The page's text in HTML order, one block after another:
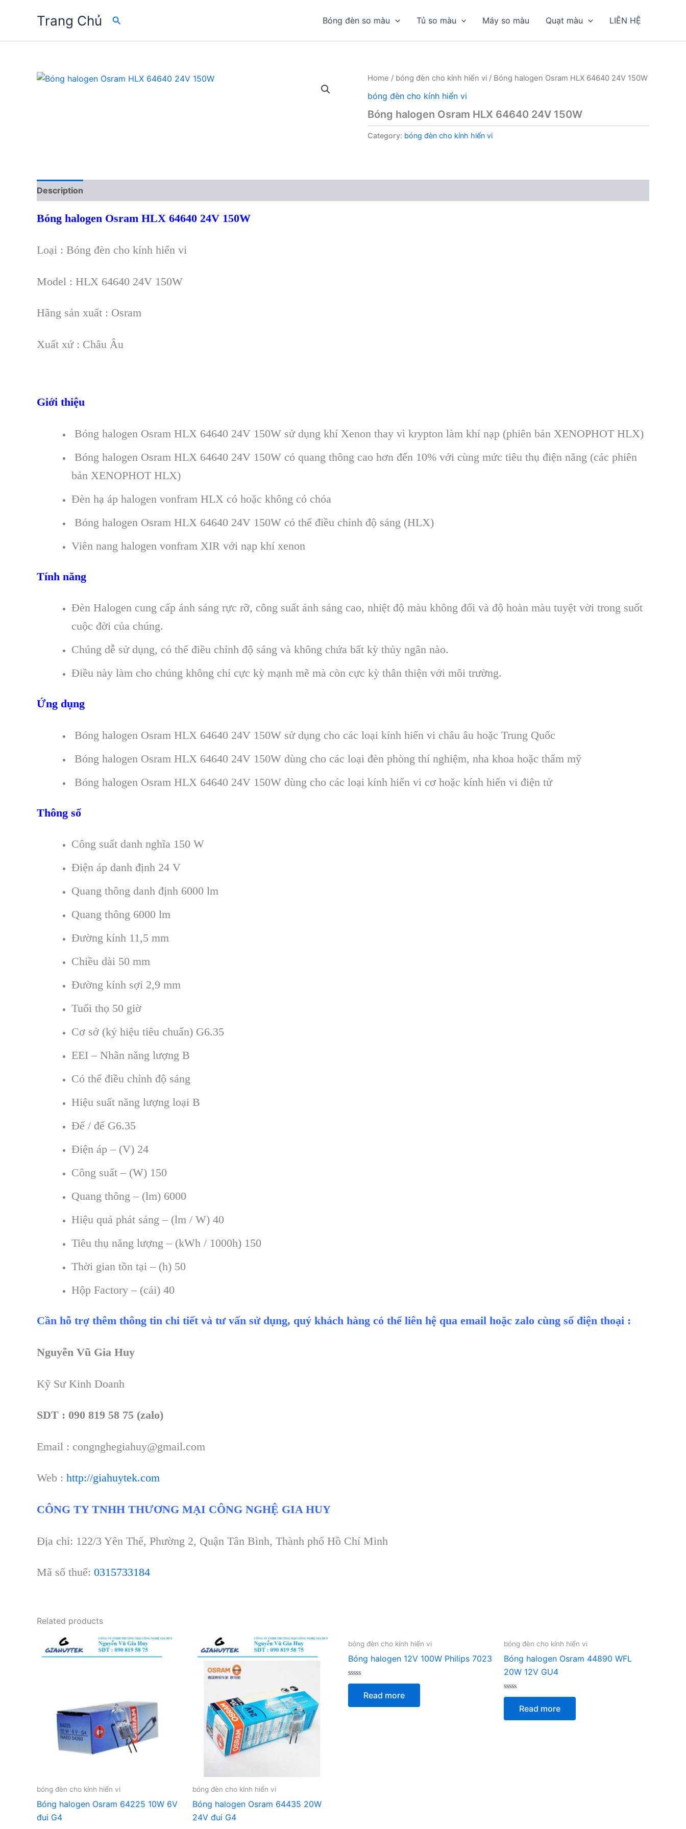
Trang Chủ Search Bóng đèn so màu Tủ so màu Máy so màu Quạt màu LIÊN HỆ
Home / bóng đèn cho kính hiển vi / Bóng halogen Osram HLX 64640 24V 150W
bóng đèn cho kính hiển vi
Bóng halogen Osram HLX 64640 24V 150W
Category: bóng đèn cho kính hiển vi
Description
Bóng halogen Osram HLX 64640 24V 150W
Loại : Bóng đèn cho kính hiển vi
Model : HLX 64640 24V 150W
Hãng sản xuất : Osram
Xuất xứ : Châu Âu
Giới thiệu
Bóng halogen Osram HLX 64640 24V 150W sử dụng khí Xenon thay vì krypton làm khí nạp (phiên bản XENOPHOT HLX)
Bóng halogen Osram HLX 64640 24V 150W có quang thông cao hơn đến 10% với cùng mức tiêu thụ điện năng (các phiên
bản XENOPHOT HLX)
Đèn hạ áp halogen vonfram HLX có hoặc không có chóa
Bóng halogen Osram HLX 64640 24V 150W có thể điều chỉnh độ sáng (HLX)
Viên nang halogen vonfram XIR với nạp khí xenon
Tính năng
Đèn Halogen cung cấp ánh sáng rực rỡ, công suất ánh sáng cao, nhiệt độ màu không đổi và độ hoàn màu tuyệt vời trong suốt
cuộc đời của chúng.
Chúng dễ sử dụng, có thể điều chỉnh độ sáng và không chứa bất kỳ thủy ngân nào.
Điều này làm cho chúng không chỉ cực kỳ mạnh mẽ mà còn cực kỳ thân thiện với môi trường.
Ứng dụng
Bóng halogen Osram HLX 64640 24V 150W sử dụng cho các loại kính hiển vi châu âu hoặc Trung Quốc
Bóng halogen Osram HLX 64640 24V 150W dùng cho các loại đèn phòng thí nghiệm, nha khoa hoặc thẩm mỹ
Bóng halogen Osram HLX 64640 24V 150W dùng cho các loại kính hiển vi cơ hoặc kính hiển vi điện tử
Thông số
Công suất danh nghĩa 150 W
Điện áp danh định 24 V
Quang thông danh định 6000 lm
Quang thông 6000 lm
Đường kính 11,5 mm
Chiều dài 50 mm
Đường kính sợi 2,9 mm
Tuổi thọ 50 giờ
Cơ sở (ký hiệu tiêu chuẩn) G6.35
EEI – Nhãn năng lượng B
Có thể điều chỉnh độ sáng
Hiệu suất năng lượng loại B
Đế / đế G6.35
Điện áp – (V) 24
Công suất – (W) 150
Quang thông – (lm) 6000
Hiệu quả phát sáng – (lm / W) 40
Tiêu thụ năng lượng – (kWh / 1000h) 150
Thời gian tồn tại – (h) 50
Hộp Factory – (cái) 40
Cần hỗ trợ thêm thông tin chi tiết và tư vấn sử dụng, quý khách hàng có thể liên hệ qua email hoặc zalo cùng số điện thoại :
Nguyễn Vũ Gia Huy
Kỹ Sư Kinh Doanh
SDT : 090 819 58 75 (zalo)
Email : congnghegiahuy@gmail.com
Web : http://giahuytek.com
CÔNG TY TNHH THƯƠNG MẠI CÔNG NGHỆ GIA HUY
Địa chỉ: 122/3 Yên Thế, Phường 2, Quận Tân Bình, Thành phố Hồ Chí Minh
Mã số thuế: 0315733184
Related products
bóng đèn cho kính hiển vi
Bóng halogen Osram 64225 10W 6V
đui G4
bóng đèn cho kính hiển vi
Bóng halogen Osram 64435 20W
24V đui G4
bóng đèn cho kính hiển vi
Bóng halogen 12V 100W Philips 7023
Rated
5
Read more
bóng đèn cho kính hiển vi
Bóng halogen Osram 44890 WFL
20W 12V GU4
Rated
5
Read more